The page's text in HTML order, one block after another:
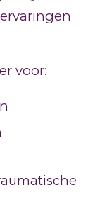
voor: